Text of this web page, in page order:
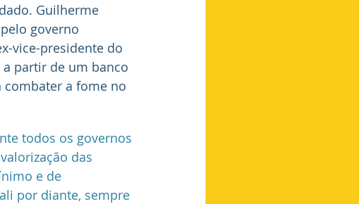
Guilherme
governo
vice-presidente do
partir de um banco
combater a fome no
todos os governos
das
e de
por diante, sempre